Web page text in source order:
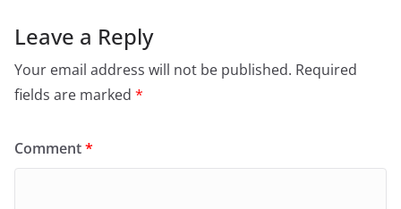
Leave a Reply
Your email address will not be published. Required
fields are marked *
Comment*